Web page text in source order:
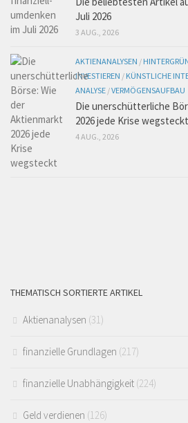
Juli 2026
3 AUG., 2026
AKTIENANALYSEN /
INVESTIEREN / KÜNSTLICHE
ANALYSE /VERMÖGENSAUFBAU
Die unerschütterliche
2026 jede Krise wegsteckt
4 AUG., 2026
THEMATISCH SORTIERTE ARTIKEL
Aktienanalysen (31)
finanzielle Grundlagen (217)
finanzielle Unabhängigkeit (224)
Geld verdienen (126)